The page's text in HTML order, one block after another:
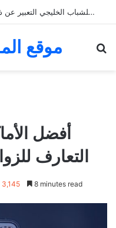
كيف يمكن للشباب الخليجي التعبير عن ذاتهم عبر منصات التعارف الإلكترونية؟
موقع
أفضل
التعارف
3,145 8 minutes read